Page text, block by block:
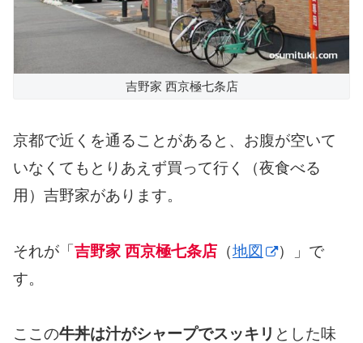
吉野家 西京極七条店
京都で近くを通ることがあると、お腹が空いて
いなくてもとりあえず買って行く（夜食べる
用）吉野家があります。
それが「吉野家 西京極七条店 （地図
）」で
す。
ここの牛丼は汁がシャープでスッキリ とした味